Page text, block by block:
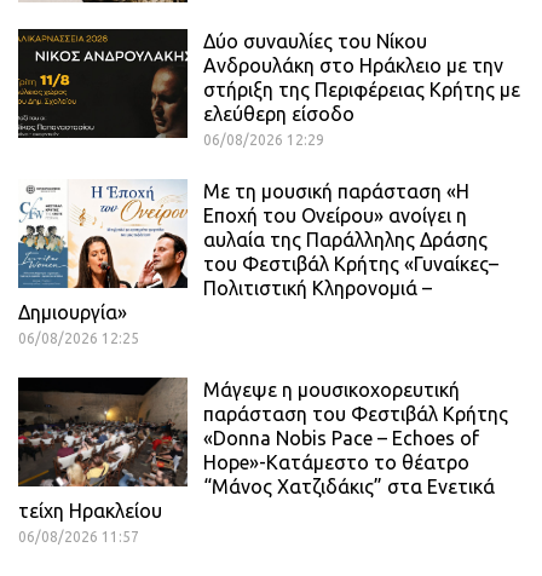
Δύο συναυλίες του Νίκου
Ανδρουλάκη στο Ηράκλειο με την
στήριξη της Περιφέρειας Κρήτης με
ελεύθερη είσοδο
06/08/2026 12:29
Με τη μουσική παράσταση «Η
Εποχή του Ονείρου» ανοίγει η
αυλαία της Παράλληλης Δράσης
του Φεστιβάλ Κρήτης «Γυναίκες–
Πολιτιστική Κληρονομιά –
Δημιουργία»
06/08/2026 12:25
Μάγεψε η μουσικοχορευτική
παράσταση του Φεστιβάλ Κρήτης
«Donna Nobis Pace – Echoes of
Hope»-Κατάμεστο το θέατρο
“Μάνος Χατζιδάκις” στα Ενετικά
τείχη Ηρακλείου
06/08/2026 11:57